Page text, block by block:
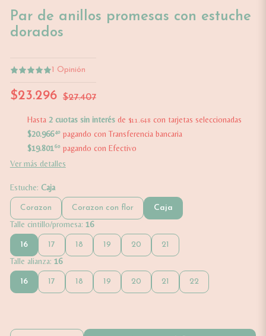
Par de anillos promesas con estuche
dorados
1 Opinión
$23.296 $27.407
Hasta 2 cuotas sin interésde $11.648 con tarjetas seleccionadas
$20.966 40pagando con Transferencia bancaria
$19.80160pagando con Efectivo
Ver más detalles
Estuche: Caja
Corazon Corazon con flor Caja
Talle cintillo/promesa: 16
16 17 18 19 20 21
Talle alianza: 16
16 17 18 19 20 21 22